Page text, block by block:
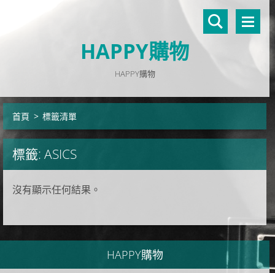
HAPPY購物
HAPPY購物
首頁 > 標籤清單
標籤: ASICS
沒有顯示任何結果。
HAPPY購物